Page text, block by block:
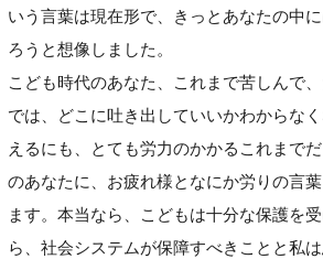
いう言葉は現在形で、きっとあなたの中
ろうと想像しました。
こども時代のあなた、これまで苦しんで
では、どこに吐き出していいかわからな
えるにも、とても労力のかかるこれまで
のあなたに、お疲れ様となにか労りの言
ます。本当なら、こどもは十分な保護を
ら、社会システムが保障すべきことと私